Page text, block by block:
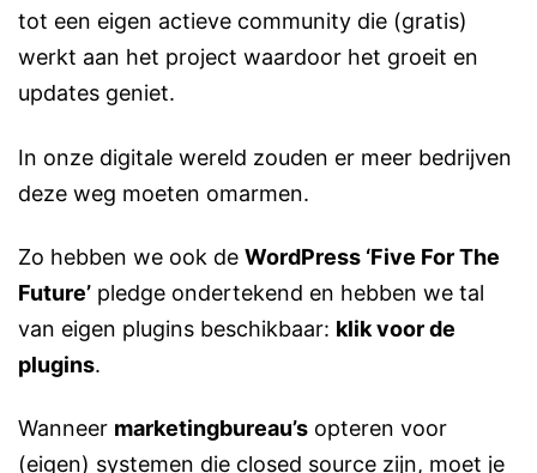
tot een eigen actieve community die (gratis)
werkt aan het project waardoor het groeit en
updates geniet.
In onze digitale wereld zouden er meer bedrijven
deze weg moeten omarmen.
Zo hebben we ook de WordPress ‘Five For The
Future’ pledge ondertekend en hebben we tal
van eigen plugins beschikbaar: klik voor de
plugins.
Wanneer marketingbureau’s opteren voor
(eigen) systemen die closed source zijn, moet je